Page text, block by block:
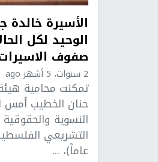
الأسيرة خالدة
الوحيد لكل
صفوف
2 سنوات، 5 أشهر ago
تمكنت محامية
حنان الخطيب أمس
النسوية
عاماً)، ...